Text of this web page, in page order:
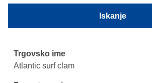
Iskanje
Atlantic surf clam